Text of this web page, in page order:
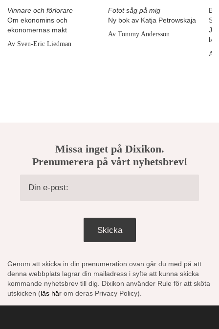
Vinnare och förlorare
Om ekonomins och
ekonomernas makt
Av Sven-Eric Liedman
Fotot såg på mig
Ny bok av Katja Petrowskaja
Av Tommy Andersson
Av
Missa inget på Dixikon.
Prenumerera på vårt nyhetsbrev!
Skicka
Genom att skicka in din prenumeration ovan går du med på att
denna webbplats lagrar din mailadress i syfte att kunna skicka
kommande nyhetsbrev till dig. Dixikon använder Rule för att sköta
utskicken (läs härom deras Privacy Policy).